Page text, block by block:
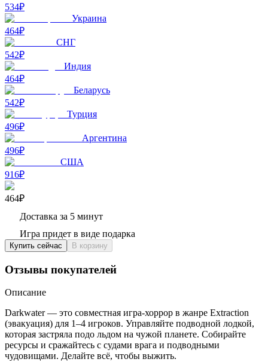
534₽
Украина
464₽
СНГ
542₽
Индия
464₽
Беларусь
542₽
Турция
496₽
Аргентина
496₽
США
916₽
464₽
Доставка за 5 минут
Игра придет в виде подарка
Купить сейчас В корзину
Отзывы покупателей
Описание
Darkwater — это совместная игра-хоррор в жанре Extraction
(эвакуация) для 1–4 игроков. Управляйте подводной лодкой,
которая застряла подо льдом на чужой планете. Собирайте
ресурсы и сражайтесь с судами врага и подводными
чудовищами. Делайте всё, чтобы выжить.